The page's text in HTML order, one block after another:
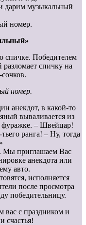
дарим музыкальный
номер.
спичке. Победителем
разломает спичку на
номер.
анекдот, в какой-то
вываливается из
фуражке. – Швейцар!
ранга! – Ну, тогда
Мы приглашаем Вас
анекдота или
авто.
исполняется
после просмотра
победительницу.
вас с праздником и
счастья!